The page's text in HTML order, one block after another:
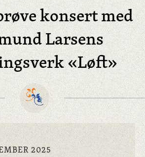
konsert med
Larsens
«Løft»
2025